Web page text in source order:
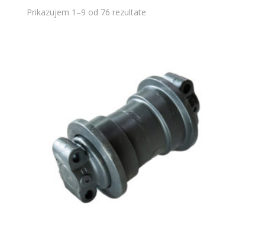
Prikazujem 1–9 od 76 rezultate